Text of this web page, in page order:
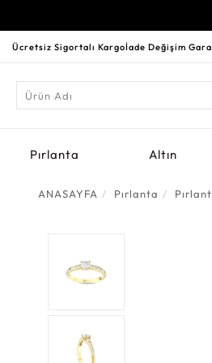
Ücretsiz Sigortalı Kargoİade Değişim
Pırlanta Altın
ANASAYFA Pırlanta